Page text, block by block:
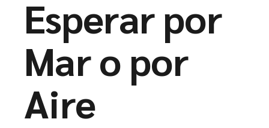
Esperar por
Mar o por
Aire